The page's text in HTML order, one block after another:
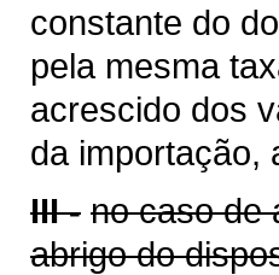
constante do
pela mesma
acrescido dos
da importação,
III - no caso de
abrigo do